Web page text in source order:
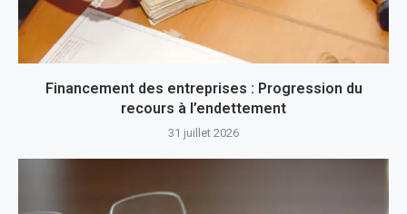
Financement des entreprises : Progression du
recours à l’endettement
31 juillet 2026